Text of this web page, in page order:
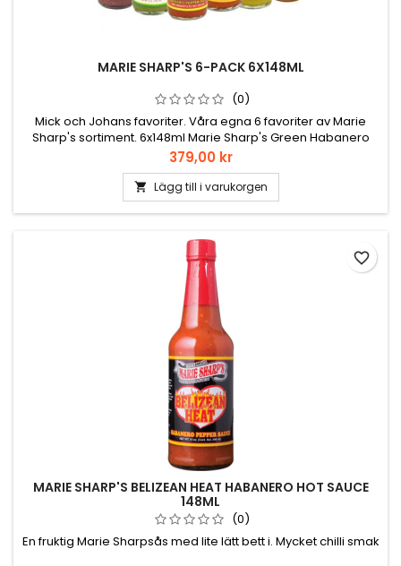
MARIE SHARP'S 6-PACK 6X148ML
(0)
Mick och Johans favoriter. Våra egna 6 favoriter av Marie
Sharp's sortiment. 6x148ml Marie Sharp's Green Habanero
Hot Sauce Marie Sharp's Smokin' Marie Pepper Sauce Marie
Sharp’s Beware Marie Sharp’s Garlic Habanero Hot Sauce
Marie Sharp's Mango Habanero Pepper Sauce Marie Sharp's
Red Hornet Scorpion chili
Pris
379,00 kr
 Lägg till i varukorgen
MARIE SHARP'S BELIZEAN HEAT HABANERO HOT SAUCE
148ML
(0)
En fruktig Marie Sharpsås med lite lätt bett i. Mycket chilli smak
favorite_border